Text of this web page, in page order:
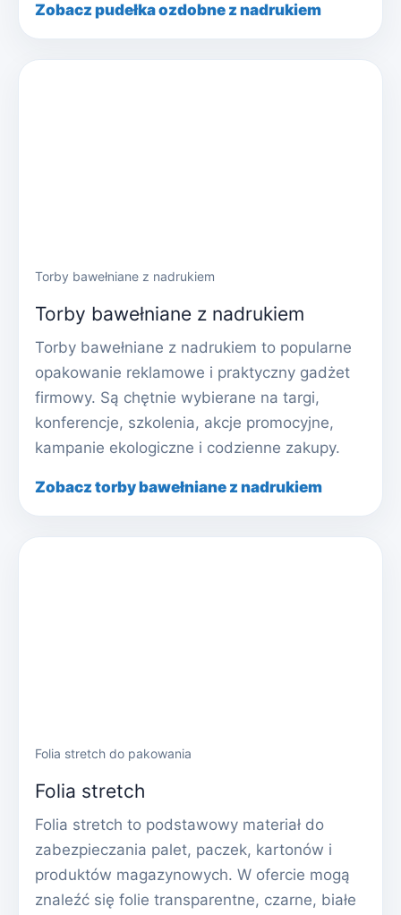
Zobacz pudełka ozdobne z nadrukiem
Torby bawełniane z nadrukiem
Torby bawełniane z nadrukiem
Torby bawełniane z nadrukiem to popularne
opakowanie reklamowe i praktyczny gadżet
firmowy. Są chętnie wybierane na targi,
konferencje, szkolenia, akcje promocyjne,
kampanie ekologiczne i codzienne zakupy.
Zobacz torby bawełniane z nadrukiem
Folia stretch do pakowania
Folia stretch
Folia stretch to podstawowy materiał do
zabezpieczania palet, paczek, kartonów i
produktów magazynowych. W ofercie mogą
znaleźć się folie transparentne, czarne, białe